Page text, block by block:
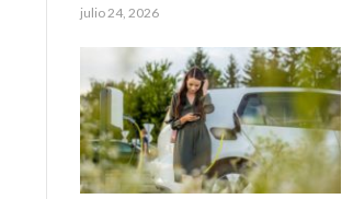
julio 24, 2026